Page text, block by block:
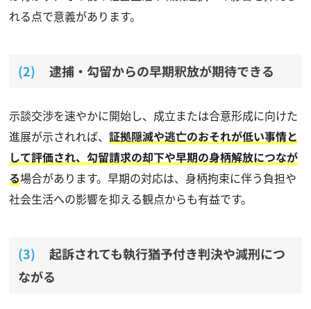
れる点で意義があります。
逮捕・勾留からの早期釈放が期待できる
示談交渉を速やかに開始し、成立または合意形成に向けた
進展が示されれば、 証拠隠滅や逃亡のおそれが低い事情と
して評価され、勾留請求の却下や早期の身柄解放につなが
る場合があります。早期の対応は、身柄拘束に伴う負担や
社会生活への影響を抑える観点からも有益です。
起訴されても執行猶予付き判決や減刑につ
ながる